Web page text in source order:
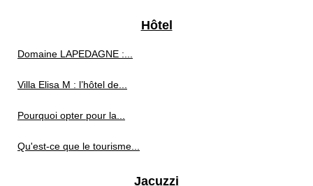
Hôtel
Domaine LAPEDAGNE :...
Villa Elisa M : l’hôtel de...
Pourquoi opter pour la...
Qu'est-ce que le tourisme...
Jacuzzi